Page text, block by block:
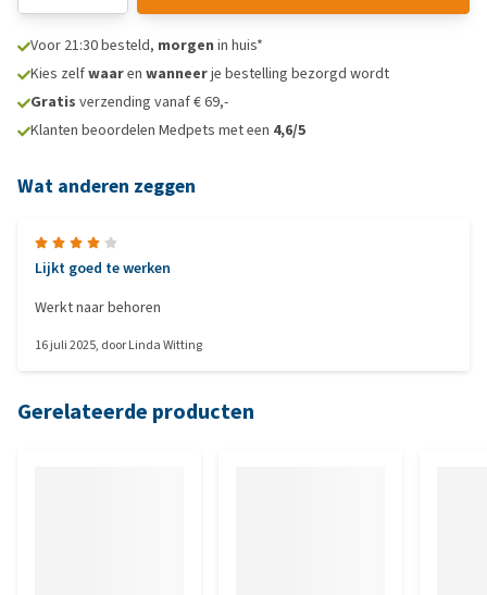
Voor 21:30 besteld, morgen in huis*
Kies zelfwaaren wanneerje bestelling bezorgd wordt
Gratis verzending vanaf € 69,-
Klanten beoordelen Medpets met een 4,6/5
Wat anderen zeggen
Lijkt goed te werken
Werkt naar behoren
16 juli 2025, doorLinda Witting
Gerelateerde producten